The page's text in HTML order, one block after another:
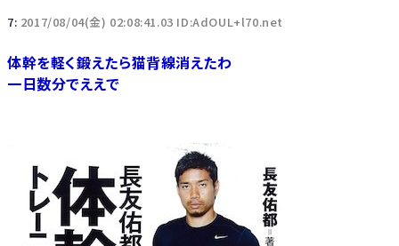
7: 2017/08/04(金) 02:08:41.03 ID:AdOUL+l70.net
体幹を軽く鍛えたら猫背線消えたわ
一日数分でええで